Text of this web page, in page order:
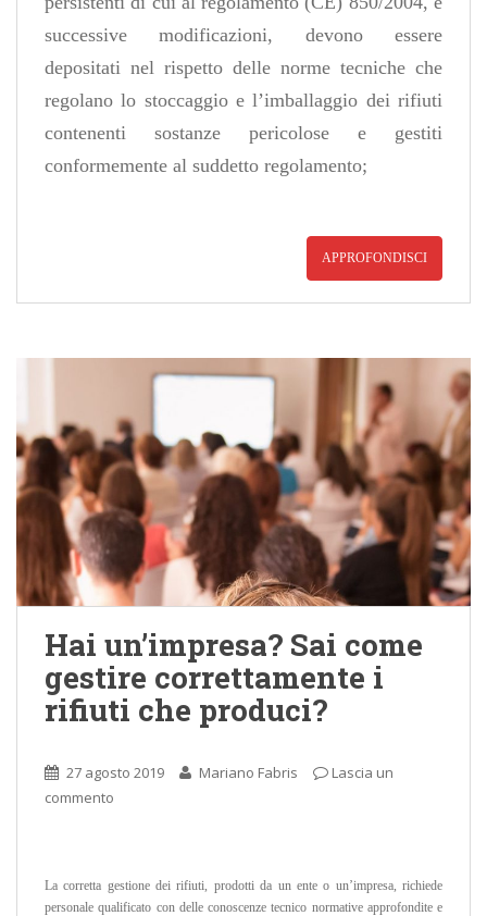
successive modificazioni, devono essere
depositati nel rispetto delle norme tecniche che
regolano lo stoccaggio e l’imballaggio dei rifiuti
contenenti sostanze pericolose e gestiti
conformemente al suddetto regolamento;
APPROFONDISCI
Hai un’impresa? Sai come
gestire correttamente i
rifiuti che produci?
27 agosto 2019 Mariano Fabris
Lascia un
commento
La corretta gestione dei rifiuti, prodotti da un ente o un’impresa, richiede
personale qualificato con delle conoscenze tecnico normative approfondite e